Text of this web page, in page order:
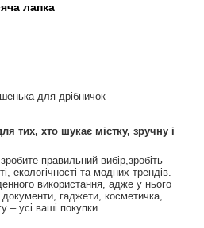
лапка
для дрібничок
тих, хто шукає містку, зручну і
правильний вибір,зробіть
екологічності та модних трендів.
використання, адже у нього
документи, гаджети, косметичка,
– усі ваші покупки